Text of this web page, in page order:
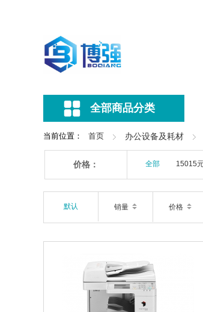
全部商品分类
当前位置： 首页 办公设备及耗材
价格： 全部 15015
默认 销量 价格